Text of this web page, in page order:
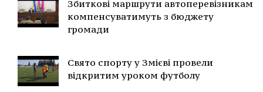
Збиткові маршрути автоперевізникам
компенсуватимуть з бюджету
громади
Свято спорту у Змієві провели
відкритим уроком футболу